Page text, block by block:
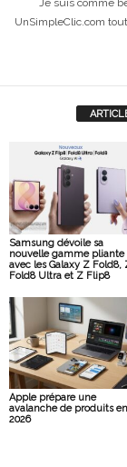
Je suis comme
UnSimpleClic.com
Samsung dévoile sa
nouvelle gamme pliante
avec les Galaxy Z Fold8,
Fold8 Ultra et Z Flip8
Apple prépare une
avalanche de produits en
2026